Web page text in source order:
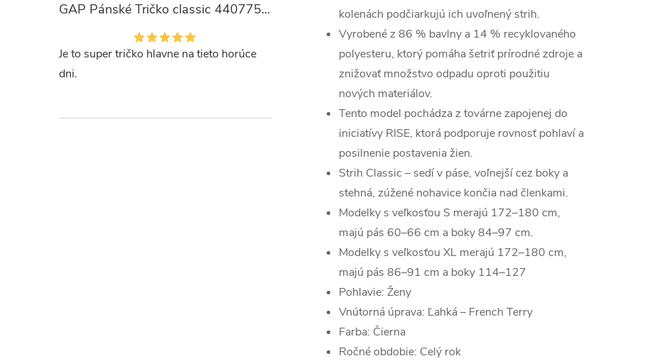
GAP Pánské Tričko classic 440775-00
Je to super tričko hlavne na tieto horúce
dni.
kolenách podčiarkujú ich uvoľnený strih.
Vyrobené z 86 % bavlny a 14 % recyklovaného
polyesteru, ktorý pomáha šetriť prírodné zdroje a
znižovať množstvo odpadu oproti použitiu
nových materiálov.
Tento model pochádza z továrne zapojenej do
iniciatívy RISE, ktorá podporuje rovnosť pohlaví a
posilnenie postavenia žien.
Strih Classic – sedí v páse, voľnejší cez boky a
stehná, zúžené nohavice končia nad členkami.
Modelky s veľkosťou S merajú 172–180 cm,
majú pás 60–66 cm a boky 84–97 cm.
Modelky s veľkosťou XL merajú 172–180 cm,
majú pás 86–91 cm a boky 114–127
Pohlavie: Ženy
Vnútorná úprava: Ľahká – French Terry
Farba: Čierna
Ročné obdobie: Celý rok